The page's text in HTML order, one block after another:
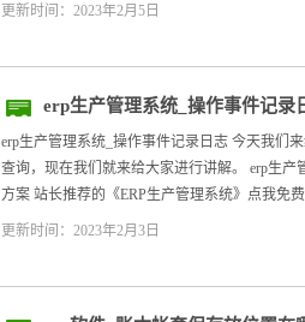
更新时间：2023年2月5日
erp生产管理系统_操作事件记录
erp生产管理系统_操作事件记录日志 今天我们
查询，现在我们就来给大家进行讲解。 erp生产
方案 站长推荐的《ERP生产管理系统》点我免
更新时间：2023年2月3日